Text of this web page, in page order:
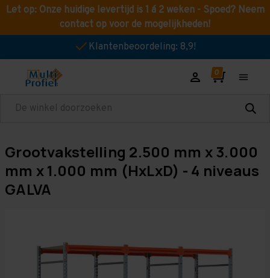
Let op: Onze huidige levertijd is 1 á 2 weken - Spoed? Neem
contact op voor de mogelijkheden!
Klantenbeoordeling: 8,9!
Zoeken
Grootvakstelling 2.500 mm x 3.000
mm x 1.000 mm (HxLxD) - 4 niveaus
GALVA